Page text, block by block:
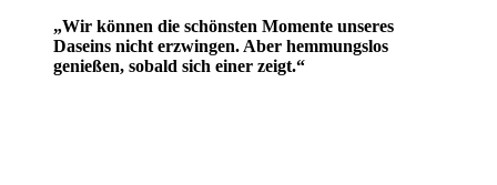
„Wir können die schönsten Momente unseres
Daseins nicht erzwingen. Aber hemmungslos
genießen, sobald sich einer zeigt.“